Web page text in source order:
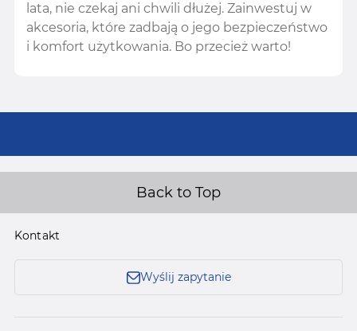
lata, nie czekaj ani chwili dłużej. Zainwestuj w
akcesoria, które zadbają o jego bezpieczeństwo
i komfort użytkowania. Bo przecież warto!
Back to Top
Kontakt
Wyślij zapytanie